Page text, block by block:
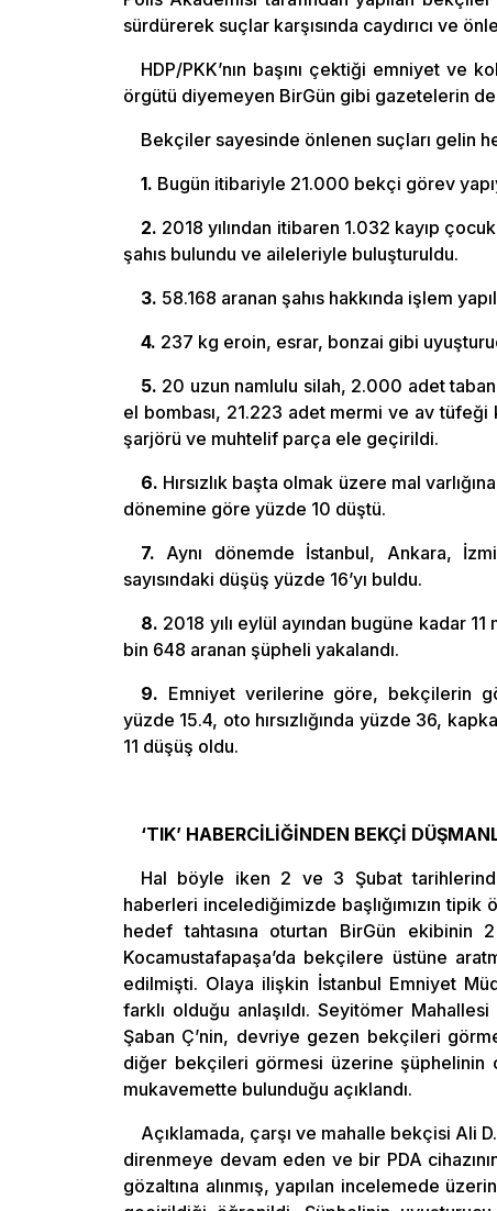
sürdürerek suçlar karşısında caydırıcı ve
HDP/PKK’nın başını çektiği emniyet ve
örgütü diyemeyen BirGün gibi gazetelerin
Bekçiler sayesinde önlenen suçları gelin
1. Bugün itibariyle 21.000 bekçi görev
2. 2018 yılından itibaren 1.032 kayıp
şahıs bulundu ve aileleriyle buluşturuldu.
3. 58.168 aranan şahıs hakkında işlem
4. 237 kg eroin, esrar, bonzai gibi
5. 20 uzun namlulu silah, 2.000 adet
el bombası, 21.223 adet mermi ve av tüfeği
şarjörü ve muhtelif parça ele geçirildi.
6. Hırsızlık başta olmak üzere mal
dönemine göre yüzde 10 düştü.
7. Aynı dönemde İstanbul, Ankara,
sayısındaki düşüş yüzde 16’yı buldu.
8. 2018 yılı eylül ayından bugüne kadar
bin 648 aranan şüpheli yakalandı.
9. Emniyet verilerine göre, bekçilerin
yüzde 15.4, oto hırsızlığında yüzde 36,
11 düşüş oldu.
‘TIK’ HABERCİLİĞİNDEN BEKÇİ
Hal böyle iken 2 ve 3 Şubat
haberleri incelediğimizde başlığımızın
hedef tahtasına oturtan BirGün ekibinin
Kocamustafapaşa’da bekçilere üstüne
edilmişti. Olaya ilişkin İstanbul Emniyet
farklı olduğu anlaşıldı. Seyitömer
Şaban Ç’nin, devriye gezen bekçileri
diğer bekçileri görmesi üzerine
mukavemette bulunduğu açıklandı.
Açıklamada, çarşı ve mahalle bekçisi Ali
direnmeye devam eden ve bir PDA
gözaltına alınmış, yapılan incelemede